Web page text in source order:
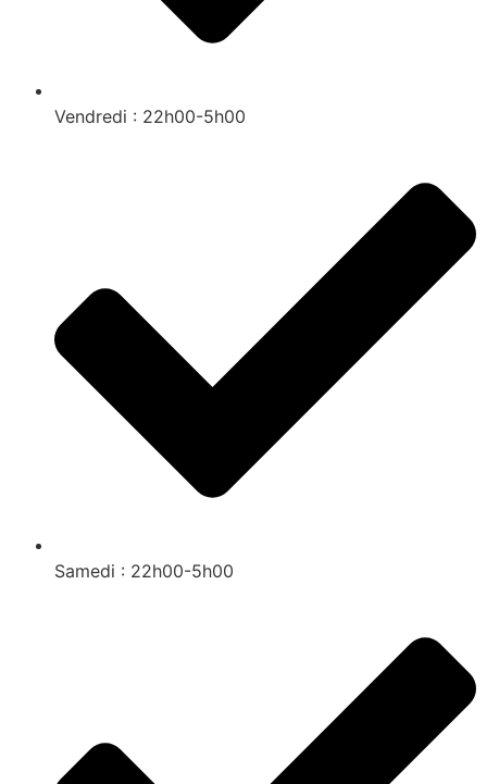
Vendredi : 22h00-5h00
Samedi : 22h00-5h00